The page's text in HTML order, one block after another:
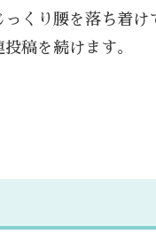
くり腰を落ち着け
稿を続けます。